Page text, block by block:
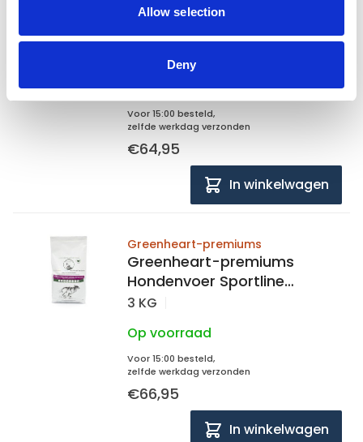
Allow selection
Deny
Greenheart-premiums
Hondenvoer Puppy Medium -
Large Breeds
Op voorraad
Voor 15:00 besteld,
zelfde werkdag verzonden
€64,95
In winkelwagen
Greenheart-premiums
Greenheart-premiums
Hondenvoer Sportline
Grainfree
3 KG
Op voorraad
Voor 15:00 besteld,
zelfde werkdag verzonden
€66,95
In winkelwagen